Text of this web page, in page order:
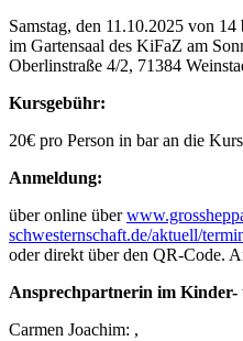
Samstag, den 11.10.2025 von
im Gartensaal des KiFaZ am
Oberlinstraße 4/2, 71384
Kursgebühr:
20€ pro Person in bar an die
Anmeldung:
über online über
schwesternschaft.de/aktuell/
oder direkt über den QR-Code.
Ansprechpartnerin im
Carmen Joachim: ,